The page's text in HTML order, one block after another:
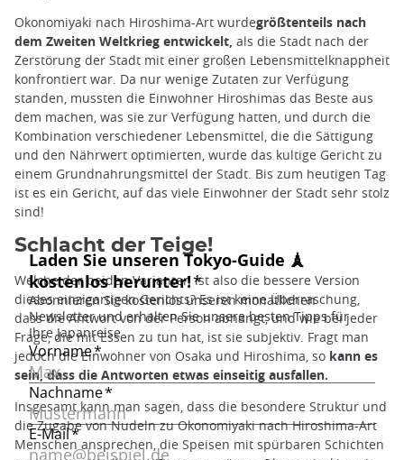
Okonomiyaki nach Hiroshima-Art wurdegrößtenteils nach
dem Zweiten Weltkrieg entwickelt, als die Stadt nach der
Zerstörung der Stadt mit einer großen Lebensmittelknappheit
konfrontiert war. Da nur wenige Zutaten zur Verfügung
standen, mussten die Einwohner Hiroshimas das Beste aus
dem machen, was sie zur Verfügung hatten, und durch die
Kombination verschiedener Lebensmittel, die die Sättigung
und den Nährwert optimierten, wurde das kultige Gericht zu
einem Grundnahrungsmittel der Stadt. Bis zum heutigen Tag
ist es ein Gericht, auf das viele Einwohner der Stadt sehr stolz
sind!
Schlacht der Teige!
Welche der beiden Varianten ist also die bessere Version
dieses einzigartigen Gerichts? Es ist keine Überraschung,
dass die Antwort von der Person abhängt, und wie bei jeder
Frage, die mit Essen zu tun hat, ist sie subjektiv. Fragt man
jedoch die Einwohner von Osaka und Hiroshima, so kann es
sein, dass die Antworten etwas einseitig ausfallen.
Insgesamt kann man sagen, dass die besondere Struktur und
die Zugabe von Nudeln zu Okonomiyaki nach Hiroshima-Art
Menschen ansprechen, die Speisen mit spürbaren Schichten